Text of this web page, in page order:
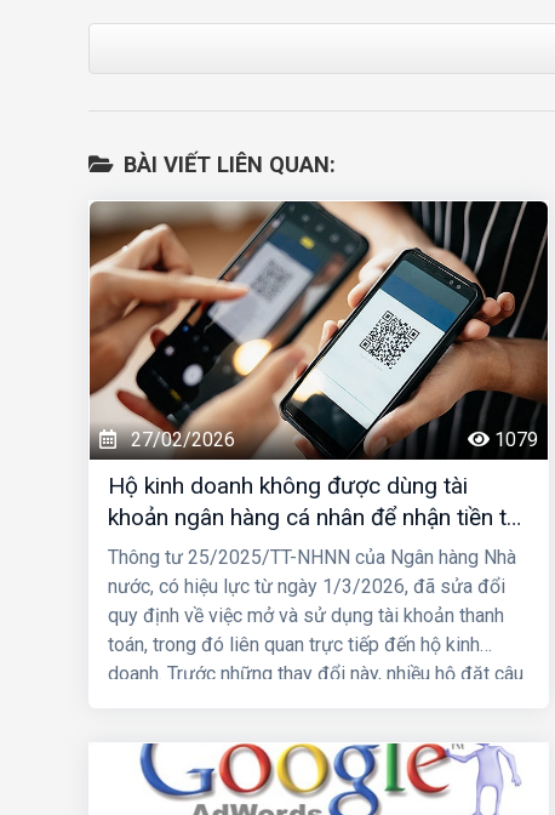
BÀI VIẾT LIÊN QUAN:
27/02/2026 1079
Hộ kinh doanh không được dùng tài
khoản ngân hàng cá nhân để nhận tiền từ
01/03/2026
Thông tư 25/2025/TT-NHNN của Ngân hàng Nhà
nước, có hiệu lực từ ngày 1/3/2026, đã sửa đổi
quy định về việc mở và sử dụng tài khoản thanh
toán, trong đó liên quan trực tiếp đến hộ kinh
doanh. Trước những thay đổi này, nhiều hộ đặt câu
hộ kinh doanh nào phải mở tài khoản riêng để
phục vụ hoạt động sản xuất, kinh doanh.